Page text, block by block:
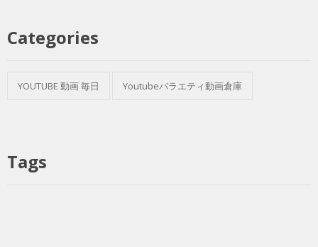
Categories
YOUTUBE 動画 毎日 Youtubeバラエティ動画倉庫
Tags